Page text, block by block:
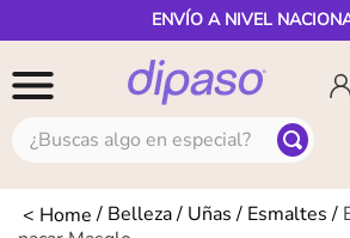
ENVÍO A NIVEL
¿Buscas algo en especial?
Belleza Uñas Esmaltes